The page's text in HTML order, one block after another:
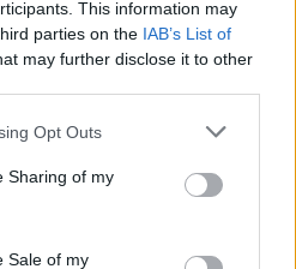
This information may
parties on the IAB’s List of
may further disclose it to other
app uses one or more Google
behaviour. You may click to
and its third-party tags to
purposes in below Google
Opt Outs
Sharing of my
Sale of my